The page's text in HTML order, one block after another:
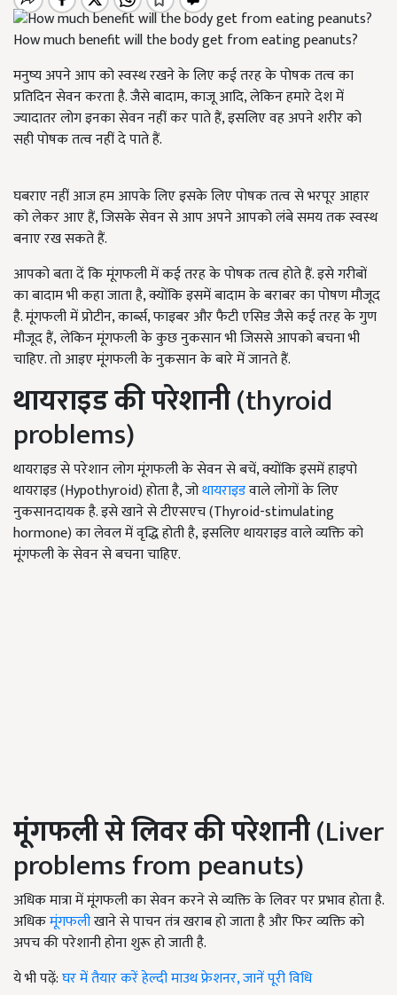
How much benefit will the body get from eating peanuts?
मनुष्य अपने आप को स्वस्थ रखने के लिए कई तरह के पोषक तत्व का
प्रतिदिन सेवन करता है. जैसे बादाम, काजू आदि, लेकिन हमारे देश में
ज्यादातर लोग इनका सेवन नहीं कर पाते हैं, इसलिए वह अपने शरीर को
सही पोषक तत्व नहीं दे पाते हैं.
घबराए नहीं आज हम आपके लिए इसके लिए पोषक तत्व से भरपूर आहार
को लेकर आए हैं, जिसके सेवन से आप अपने आपको लंबे समय तक स्वस्थ
बनाए रख सकते हैं.
आपको बता दें कि मूंगफली में कई तरह के पोषक तत्व होते हैं. इसे गरीबों
का बादाम भी कहा जाता है, क्योंकि इसमें बादाम के बराबर का पोषण मौजूद
है. मूंगफली में प्रोटीन, कार्ब्स, फाइबर और फैटी एसिड जैसे कई तरह के गुण
मौजूद हैं, लेकिन मूंगफली के कुछ नुकसान भी जिससे आपको बचना भी
चाहिए. तो आइए मूंगफली के नुकसान के बारे में जानते हैं.
थायराइड की परेशानी(thyroid
problems)
थायराइड से परेशान लोग मूंगफली के सेवन से बचें, क्योंकि इसमें हाइपो
थायराइड (Hypothyroid) होता है, जोथायराइडवाले लोगों के लिए
नुकसानदायक है. इसे खाने से टीएसएच (Thyroid-stimulating
hormone) का लेवल में वृद्धि होती है, इसलिए थायराइड वाले व्यक्ति को
मूंगफली के सेवन से बचना चाहिए.
मूंगफली से लिवर की परेशानी(Liver
problems from peanuts)
अधिक मात्रा में मूंगफली का सेवन करने से व्यक्ति के लिवर पर प्रभाव होता है.
अधिकमूंगफलीखाने से पाचन तंत्र खराब हो जाता है और फिर व्यक्ति को
अपच की परेशानी होना शुरू हो जाती है.
ये भी पढ़ें:घर में तैयार करें हेल्दी माउथ फ्रेशनर, जानें पूरी विधि